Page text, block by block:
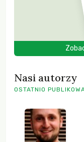
Nasi autorzy
OSTATNIO